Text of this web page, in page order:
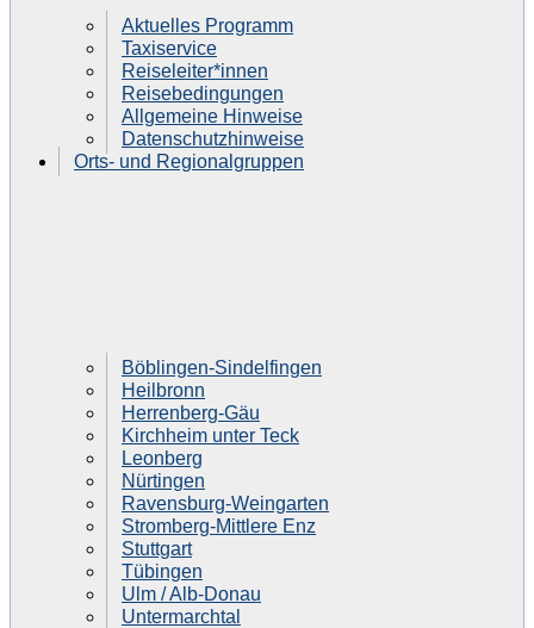
Aktuelles Programm
Taxiservice
Reiseleiter*innen
Reisebedingungen
Allgemeine Hinweise
Datenschutzhinweise
Orts- und Regionalgruppen
Böblingen-Sindelfingen
Heilbronn
Herrenberg-Gäu
Kirchheim unter Teck
Leonberg
Nürtingen
Ravensburg-Weingarten
Stromberg-Mittlere Enz
Stuttgart
Tübingen
Ulm / Alb-Donau
Untermarchtal